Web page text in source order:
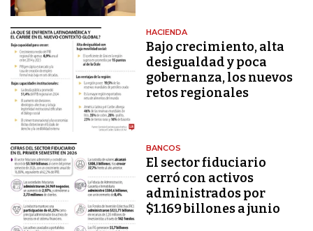
HACIENDA
Bajo crecimiento, alta
desigualdad y poca
gobernanza, los nuevos
retos regionales
BANCOS
El sector fiduciario
cerró con activos
administrados por
$1.169 billones a junio